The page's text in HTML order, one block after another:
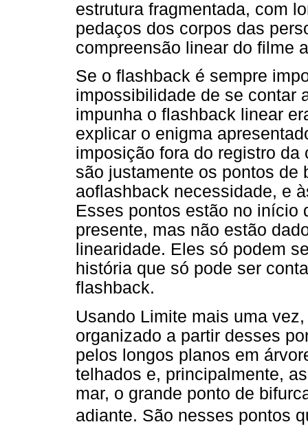
estrutura fragmentada, com
pedaços dos corpos das
compreensão linear do filme
Se o flashback é sempre
impossibilidade de se contar
impunha o flashback linear
explicar o enigma
imposição fora do registro
são justamente os pontos de
aoflashback necessidade, e
Esses pontos estão no início
presente, mas não estão
linearidade. Eles só podem
história que só pode ser
flashback.
Usando Limite mais uma
organizado a partir desses
pelos longos planos em
telhados e, principalmente,
mar, o grande ponto de
adiante. São nesses pontos